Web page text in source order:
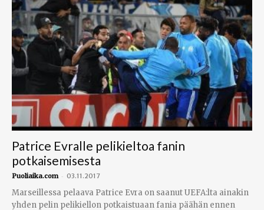
Patrice Evralle pelikieltoa fanin
potkaisemisesta
Puoliaika.com - 03.11.2017
Marseillessa pelaava Patrice Evra on saanut UEFA:lta ainakin
yhden pelin pelikiellon potkaistuaan fania päähän ennen